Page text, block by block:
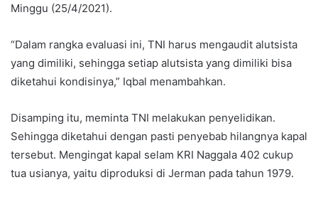
Minggu (25/4/2021).
“Dalam rangka evaluasi ini, TNI harus mengaudit alutsista
yang dimiliki, sehingga setiap alutsista yang dimiliki bisa
diketahui kondisinya,” Iqbal menambahkan.
Disamping itu, meminta TNI melakukan penyelidikan.
Sehingga diketahui dengan pasti penyebab hilangnya kapal
tersebut. Mengingat kapal selam KRI Naggala 402 cukup
tua usianya, yaitu diproduksi di Jerman pada tahun 1979.